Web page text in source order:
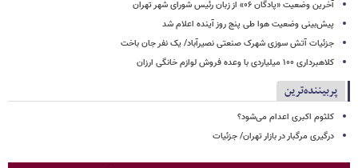
آخرین وضعیت «پادگان ۰۶» از زبان رئیس شورای شهر تهران
پیش‌بینی وضعیت هوا طی پنج روز آینده اعلام شد
جزئیات آتش سوزی شهرک صنعتی نصیرآباد/ یک نفر جان باخت
کلاهبرداری ۱۰۰ میلیاردی با وعده فروش لوازم خانگی ارزان
پربیننده‌ترین
کلثوم اکبری اعدام می‌شود؟
درگیری مرگبار در بازار تهران/ جزئیات